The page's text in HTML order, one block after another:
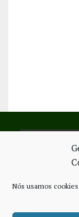
Nós usamos
SIGA-NOS